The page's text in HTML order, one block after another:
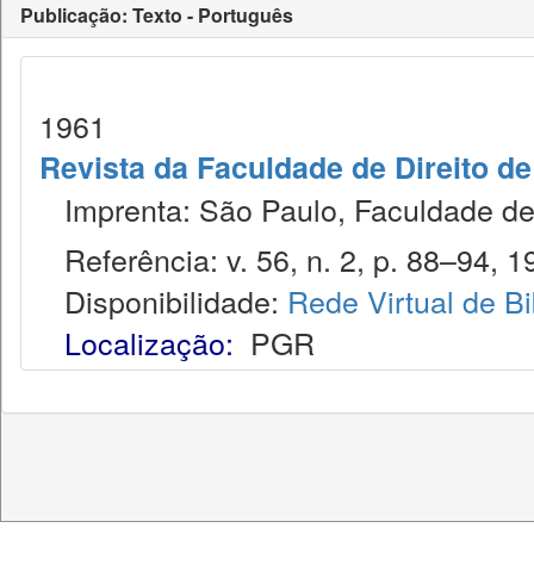
Publicação: Texto - Português
1961
Revista da Faculdade de Direito
Imprenta: São Paulo, Faculdade
Referência: v. 56, n. 2, p. 88–94,
Disponibilidade: Rede Virtual de
Localização: PGR